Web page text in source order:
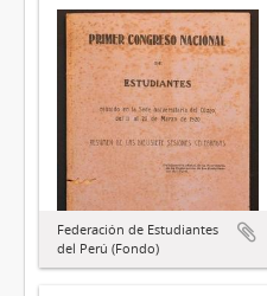
Federación de Estudiantes
del Perú (Fondo)